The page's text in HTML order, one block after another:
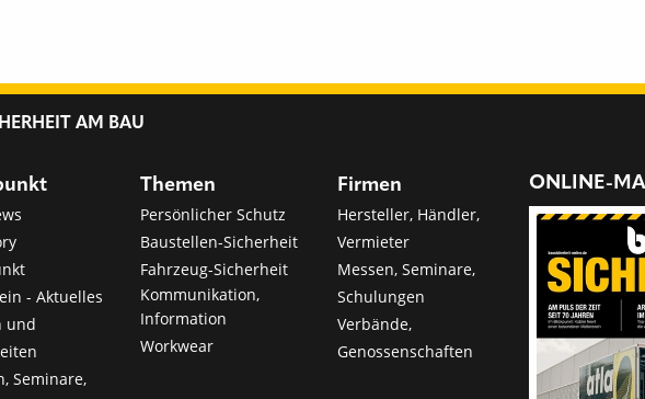
AM BAU
- Aktuelles
und
Seminare,
Themen
Persönlicher Schutz
Baustellen-Sicherheit
Fahrzeug-Sicherheit
Kommunikation,
Information
Workwear
Firmen
Hersteller, Händler,
Vermieter
Messen, Seminare,
Schulungen
Verbände,
Genossenschaften
ONLINE-